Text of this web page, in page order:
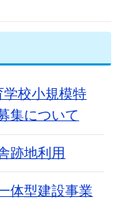
校小規模特
集について
跡地利用
体型建設事業